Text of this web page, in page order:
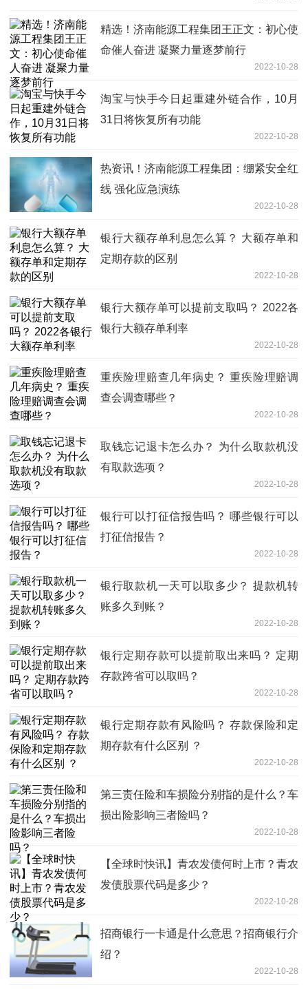
精选！济南能源工程集团王正文：初心使
命催人奋进 凝聚力量逐梦前行
2022-10-28
淘宝与快手今日起重建外链合作，10月
31日将恢复所有功能
2022-10-28
热资讯！济南能源工程集团：绷紧安全红
线 强化应急演练
2022-10-28
银行大额存单利息怎么算？ 大额存单和
定期存款的区别
2022-10-28
银行大额存单可以提前支取吗？ 2022各
银行大额存单利率
2022-10-28
重疾险理赔查几年病史？ 重疾险理赔调
查会调查哪些？
2022-10-28
取钱忘记退卡怎么办？ 为什么取款机没
有取款选项？
2022-10-28
银行可以打征信报告吗？ 哪些银行可以
打征信报告？
2022-10-28
银行取款机一天可以取多少？ 提款机转
账多久到账？
2022-10-28
银行定期存款可以提前取出来吗？ 定期
存款跨省可以取吗？
2022-10-28
银行定期存款有风险吗？ 存款保险和定
期存款有什么区别 ？
2022-10-28
第三责任险和车损险分别指的是什么？车
损出险影响三者险吗？
2022-10-28
【全球时快讯】青农发债何时上市？青农
发债股票代码是多少？
2022-10-28
招商银行一卡通是什么意思？招商银行介
绍？
2022-10-28